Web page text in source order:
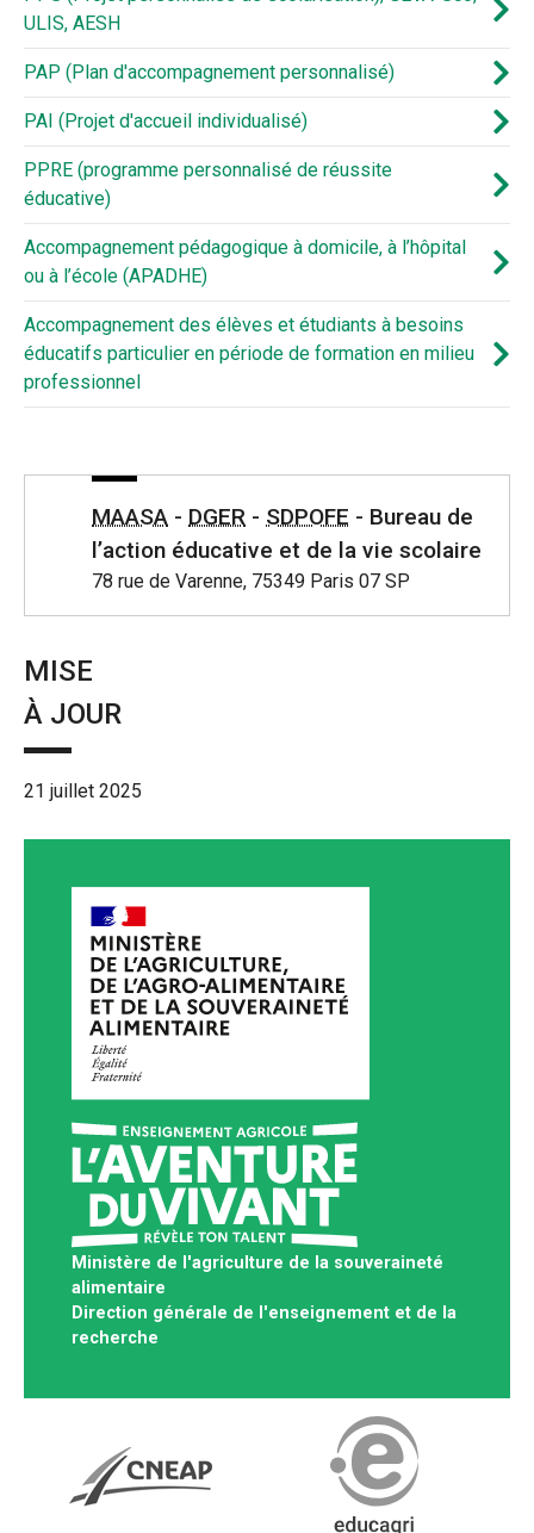
ULIS, AESH
PAP (Plan d'accompagnement personnalisé)
PAI (Projet d'accueil individualisé)
PPRE (programme personnalisé de réussite
éducative)
Accompagnement pédagogique à domicile, à l’hôpital
ou à l’école (APADHE)
Accompagnement des élèves et étudiants à besoins
éducatifs particulier en période de formation en milieu
professionnel
MAASA - DGER - SDPOFE - Bureau de
l’action éducative et de la vie scolaire
78 rue de Varenne, 75349 Paris 07 SP
MISE
À JOUR
21 juillet 2025
Ministère de l'agriculture de la souveraineté
alimentaire
Direction générale de l'enseignement et de la
recherche